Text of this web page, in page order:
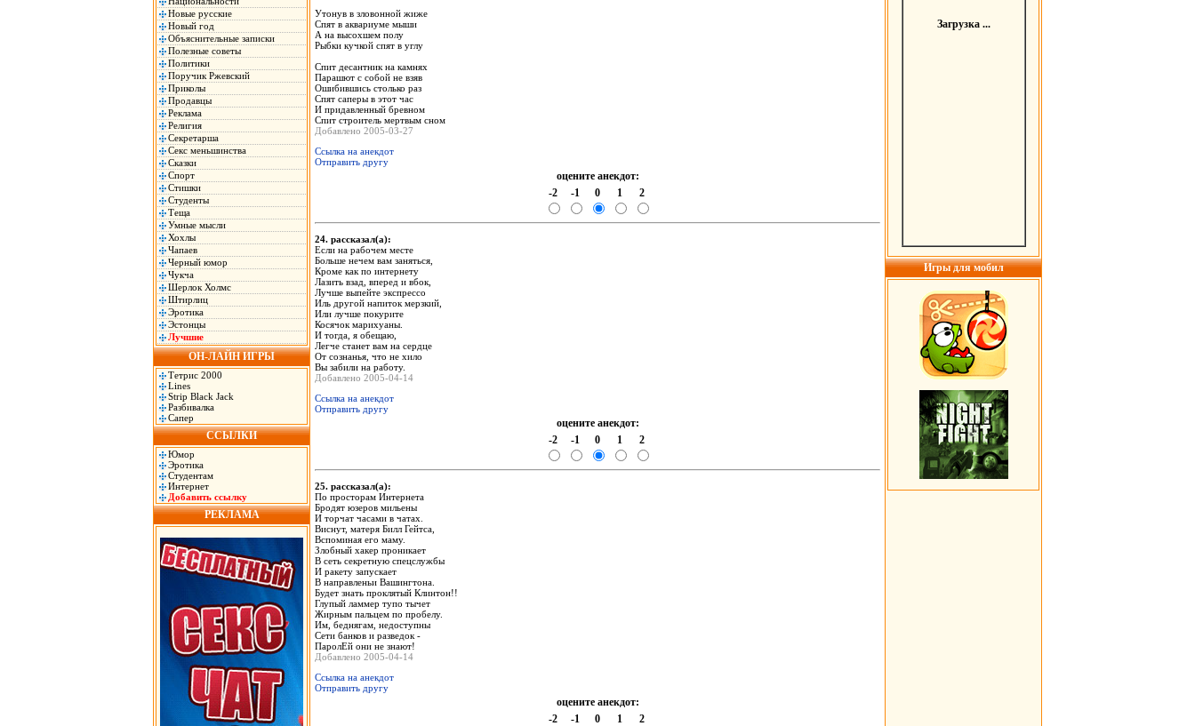
Новые русские
Новый год
Объяснительные записки
Полезные советы
Политики
Поручик Ржевский
Приколы
Продавцы
Реклама
Религия
Секретарша
Секс меньшинства
Сказки
Спорт
Стишки
Студенты
Теща
Умные мысли
Хохлы
Чапаев
Черный юмор
Чукча
Шерлок Холмс
Штирлиц
Эротика
Эстонцы
Лучшие
ОН-ЛАЙН ИГРЫ
Тетрис 2000
Lines
Strip Black Jack
Разбивалка
Сапер
ССЫЛКИ
Юмор
Эротика
Студентам
Интернет
Добавить ссылку
РЕКЛАМА
Утонув в зловонной жиже
Спят в аквариуме мыши
А на высохшем полу
Рыбки кучкой спят в углу
Спит десантник на камнях
Парашют с собой не взяв
Ошибившись столько раз
Спят саперы в этот час
И придавленный бревном
Спит строитель мертвым сном
Добавлено 2005-03-27
Ссылка на анекдот
Отправить другу
оцените анекдот:
-2
-1 0 1 2
24. рассказал(а):
Если на рабочем месте
Больше нечем вам заняться,
Кроме как по интернету
Лазить взад, вперед и вбок,
Лучше выпейте экспрессо
Иль другой напиток мерзкий,
Или лучше покурите
Косячок марихуаны.
И тогда, я обещаю,
Легче станет вам на сердце
От сознанья, что не хило
Вы забили на работу.
Добавлено 2005-04-14
Ссылка на анекдот
Отправить другу
оцените анекдот:
-2
-1 0 1 2
25. рассказал(а):
По просторам Интернета
Бродят юзеров мильены
И торчат часами в чатах.
Виснут, матеря Билл Гейтса,
Вспоминая его маму.
Злобный хакер проникает
В сеть секретную спецслужбы
И ракету запускает
В направленьи Вашингтона.
Будет знать проклятый Клинтон!!
Глупый ламмер тупо тычет
Жирным пальцем по пробелу.
Им, беднягам, недоступны
Сети банков и разведок -
ПаролЕй они не знают!
Добавлено 2005-04-14
Ссылка на анекдот
Отправить другу
оцените анекдот:
-2
-1 0 1 2
Загрузка ...
Игры для мобил